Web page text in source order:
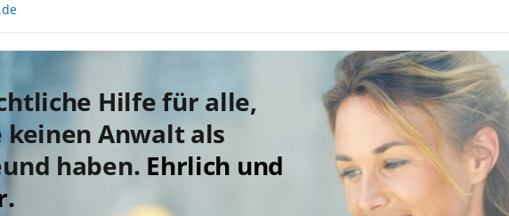
Hilfe für alle,
keinen Anwalt als
haben. Ehrlich und